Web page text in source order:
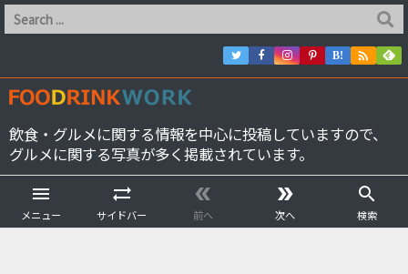
飲食・グルメに関する情報を中心に投稿していますので、
グルメに関する写真が多く掲載されています。

メニュー

サイドバー

前へ

次へ

検索
B! 